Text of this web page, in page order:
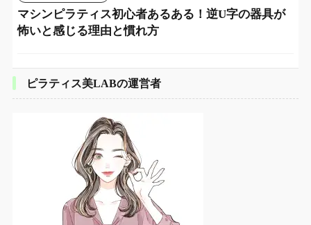
マシンピラティス初心者あるある！逆U字の器具が
怖いと感じる理由と慣れ方
ピラティス美LABの運営者